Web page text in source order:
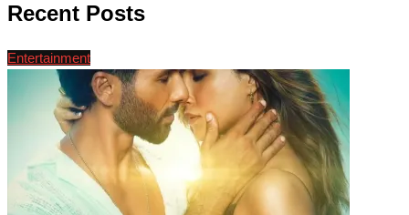
Recent Posts
Entertainment